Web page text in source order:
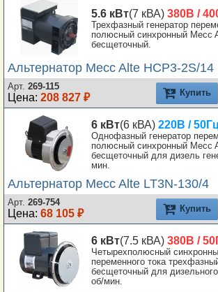
5.6 кВт(7 кВА) 380В /
Трехфазный генератор
полюсный синхронный Mecc
бесщеточный.
Альтернатор Mecc Alte HCP3-2S/14
Арт. 269-115
Цена: 208 827 ₽ Купить
6 кВт(6 кВА) 220В /
Однофазный генератор
полюсный синхронный Mecc
бесщеточный для дизель
мин.
Альтернатор Mecc Alte LT3N-130/4
Арт. 269-754
Цена: 68 105 ₽ Купить
6 кВт(7.5 кВА) 380В /
Четырехполюсный
переменного тока
бесщеточный для
об/мин.